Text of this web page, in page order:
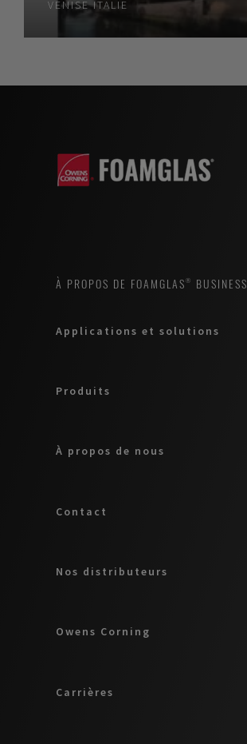
VENISE ITALIE
À PROPOS DE FOAMGLAS® BUSINESS
Applications et solutions
Produits
À propos de nous
Contact
Nos distributeurs
Owens Corning
Carrières